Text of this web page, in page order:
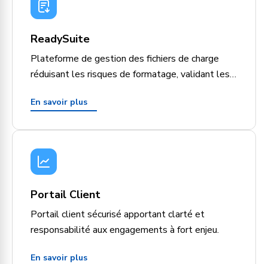
ReadySuite
Plateforme de gestion des fichiers de charge
réduisant les risques de formatage, validant les
En savoir plus
Portail Client
Portail client sécurisé apportant clarté et
responsabilité aux engagements à fort enjeu.
En savoir plus